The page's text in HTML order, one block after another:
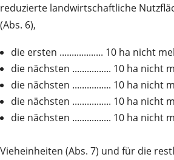
reduzierte landwirtschaftliche
(Abs. 6),
die ersten .................. 10 ha nicht
die nächsten ................ 10 ha nicht
die nächsten ................ 10 ha nicht
die nächsten ................ 10 ha nicht
die nächsten ................ 10 ha nicht
Vieheinheiten (Abs. 7) und für die